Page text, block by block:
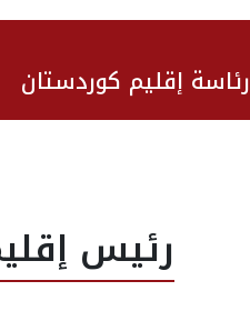
رئاسة إقليم كوردستان
رئيس